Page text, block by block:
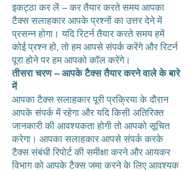
इकट्ठा कर लें – कर तैयार करते समय आपका
टैक्स सलाहकार आपके प्रश्नों का उत्तर देने में
प्रसन्न होगा। यदि रिटर्न तैयार करते समय हमें
कोई प्रश्न हो, तो हम आपसे संपर्क करेंगे और रिटर्न
पूरा होने पर हम आपको कॉल करेंगे।
तीसरा चरण – आपके टैक्स तैयार करने वाले के बारे
में
आपका टैक्स सलाहकार पूरी प्रक्रिया के दौरान
आपके संपर्क में रहेगा और यदि किसी अतिरिक्त
जानकारी की आवश्यकता होगी तो आपको सूचित
करेगा। आपका सलाहकार आपसे संपर्क करके
टैक्स संबंधी रिपोर्ट की समीक्षा करने और आयकर
विभाग को आपके टैक्स जमा करने के लिए आवश्यक